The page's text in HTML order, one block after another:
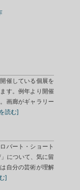
催している個展を
す。例年より開催
画廊がギャラリー
読む]
バート・ショート
について、気に留
自分の芸術が理解
]